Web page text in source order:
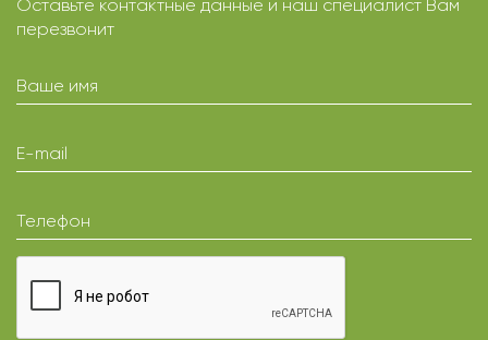
Оставьте контактные данные и наш специалист Вам
перезвонит
Ваше имя
E-mail
Телефон